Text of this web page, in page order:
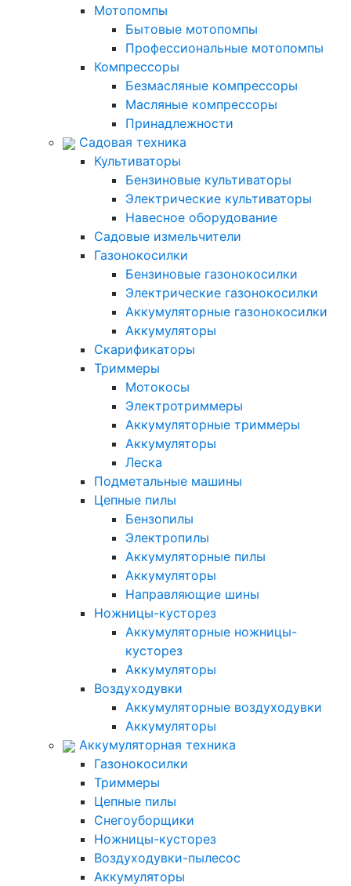
Мотопомпы
Бытовые мотопомпы
Профессиональные мотопомпы
Компрессоры
Безмасляные компрессоры
Масляные компрессоры
Принадлежности
Садовая техника
Культиваторы
Бензиновые культиваторы
Электрические культиваторы
Навесное оборудование
Садовые измельчители
Газонокосилки
Бензиновые газонокосилки
Электрические газонокосилки
Аккумуляторные газонокосилки
Аккумуляторы
Скарификаторы
Триммеры
Мотокосы
Электротриммеры
Аккумуляторные триммеры
Аккумуляторы
Леска
Подметальные машины
Цепные пилы
Бензопилы
Электропилы
Аккумуляторные пилы
Аккумуляторы
Направляющие шины
Ножницы-кусторез
Аккумуляторные ножницы-
кусторез
Аккумуляторы
Воздуходувки
Аккумуляторные воздуходувки
Аккумуляторы
Аккумуляторная техника
Газонокосилки
Триммеры
Цепные пилы
Снегоуборщики
Ножницы-кусторез
Воздуходувки-пылесос
Аккумуляторы